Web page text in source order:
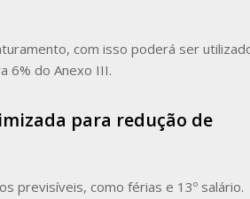
com isso poderá ser
6% do Anexo III.
para redução de
previsíveis, como férias e 13º salário.